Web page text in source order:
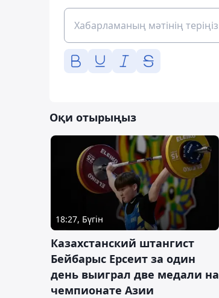
Оқи отырыңыз
18:27, Бүгін
Казахстанский штангист
Бейбарыс Ерсеит за один
день выиграл две медали на
чемпионате Азии